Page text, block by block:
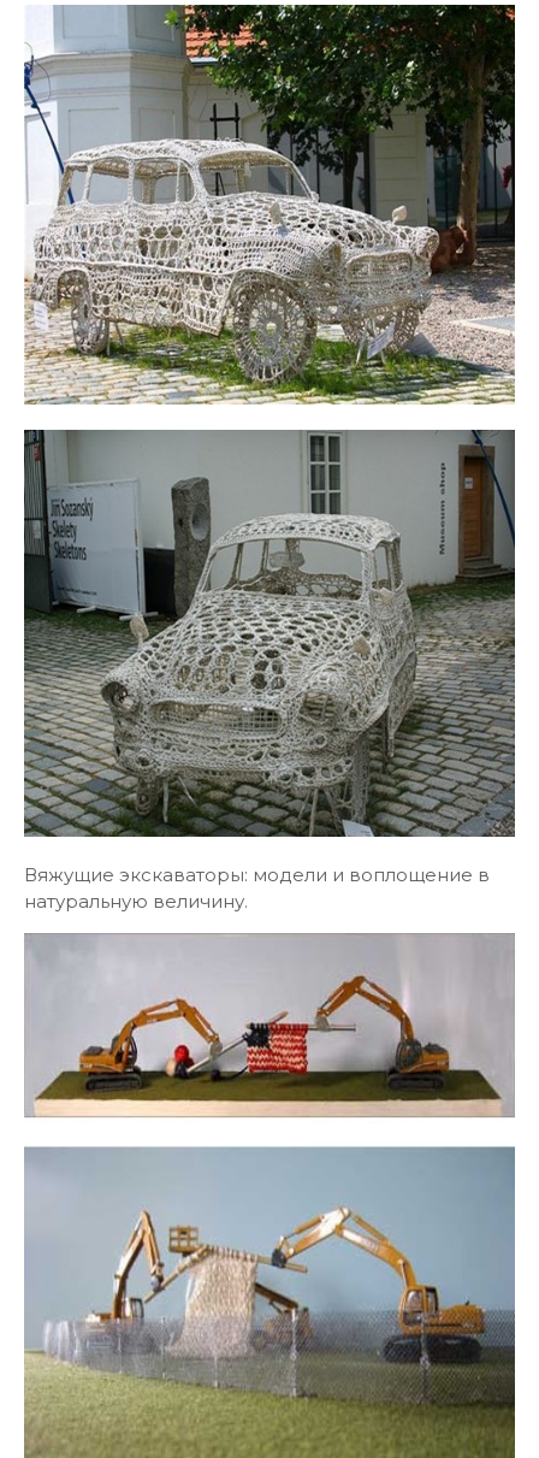
Вяжущие экскаваторы: модели и воплощение в
натуральную величину.